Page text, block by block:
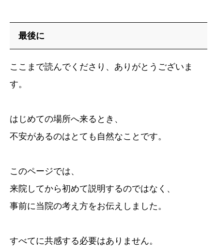
最後に
ここまで読んでくださり、ありがとうございま
す。
はじめての場所へ来るとき、
不安があるのはとても自然なことです。
このページでは、
来院してから初めて説明するのではなく、
事前に当院の考え方をお伝えしました。
すべてに共感する必要はありません。